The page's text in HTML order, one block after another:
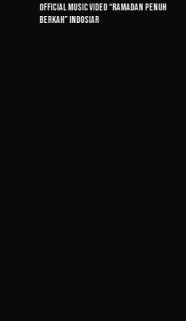
Official Music Video “Ramadan Penuh
Berkah” Indosiar